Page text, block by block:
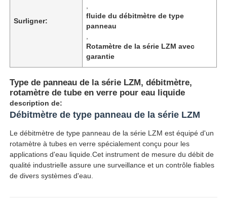
Surligner:
fluide du débitmètre de type
panneau
Rotamètre de la série LZM avec
garantie
Type de panneau de la série LZM, débitmètre,
rotamètre de tube en verre pour eau liquide
description de:
Débitmètre de type panneau de la série LZM
Le débitmètre de type panneau de la série LZM est équipé d'un
rotamètre à tubes en verre spécialement conçu pour les
applications d'eau liquide.Cet instrument de mesure du débit de
qualité industrielle assure une surveillance et un contrôle fiables
de divers systèmes d'eau.